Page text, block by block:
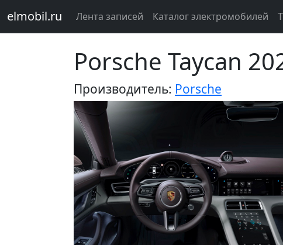
elmobil.ru Лента записей Каталог электромобилей
Porsche Taycan
Производитель: Porsche
Предыдущий